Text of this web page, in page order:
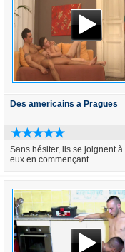
Des americains a Pragues
Sans hésiter, ils se joignent à
eux en commençant ...